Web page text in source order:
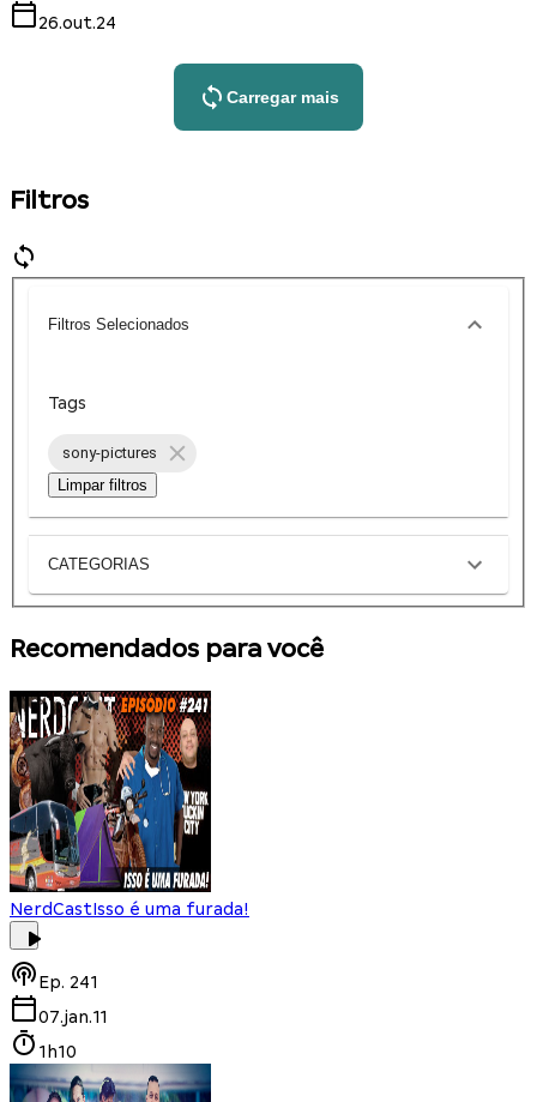
26.out.24
Carregar mais
Filtros
Filtros Selecionados
Tags
sony-pictures
Limpar filtros
CATEGORIAS
Recomendados para você
NerdCastIsso é uma furada!
Ep. 241
07.jan.11
1h10